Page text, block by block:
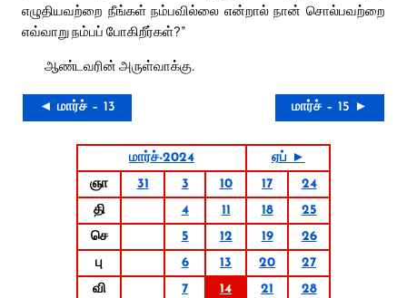
எழுதியவற்றை நீங்கள் நம்பவில்லை என்றால் நான் சொல்பவற்றை
எவ்வாறு நம்பப் போகிறீர்கள்?”
ஆண்டவரின் அருள்வாக்கு.
◄ மார்ச் – 13 மார்ச் – 15 ►
மார்ச்-2024
ஏப் ►
ஞா
31 3 10 17
24
தி
4 11 18
25
செ
5 12 19
26
பு
6 13 20
27
வி
7 14 21
28